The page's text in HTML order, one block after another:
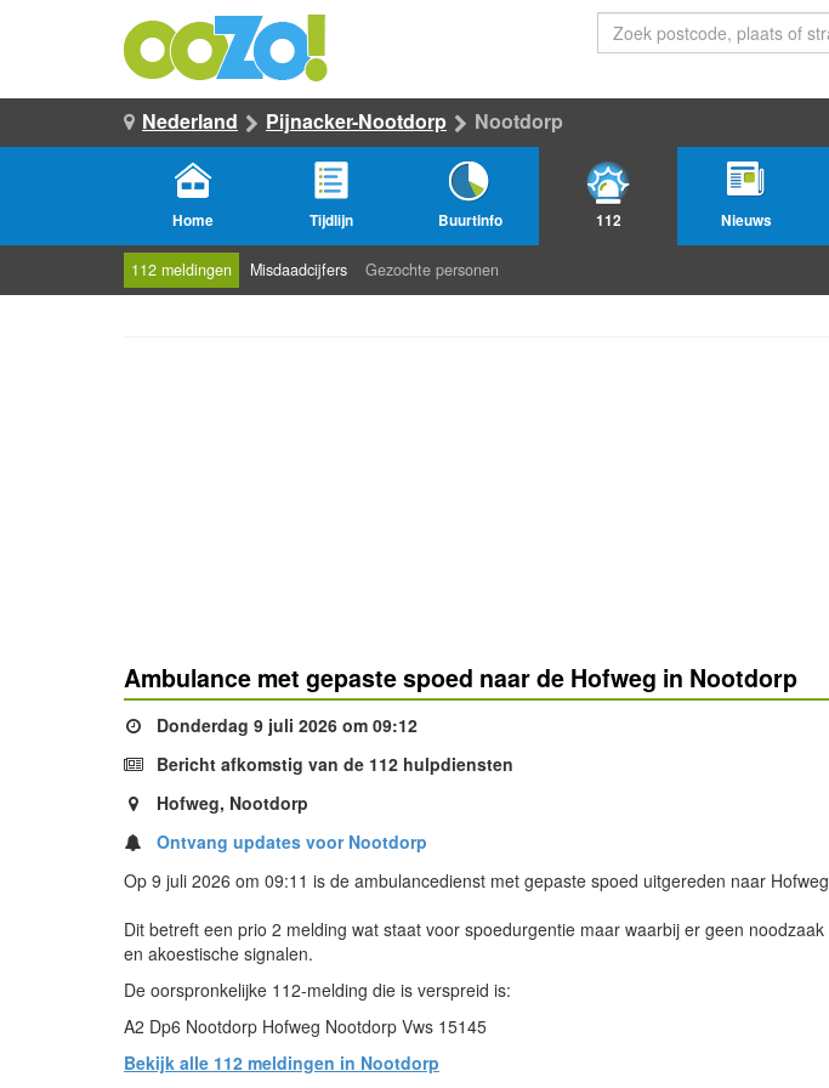
Nederland Pijnacker-Nootdorp Nootdorp
Home Tijdlijn Buurtinfo 112 Nieuws
112 meldingen Misdaadcijfers Gezochte personen
Ambulance met gepaste spoed naar de Hofweg in Nootdorp
Donderdag 9 juli 2026 om 09:12
Bericht afkomstig van de 112 hulpdiensten
Hofweg, Nootdorp
Ontvang updates voor Nootdorp
Op 9 juli 2026 om 09:11 is de ambulancedienst met gepaste spoed uitgereden naar
Dit betreft een prio 2 melding wat staat voor spoedurgentie maar waarbij er geen
en akoestische signalen.
De oorspronkelijke 112-melding die is verspreid is:
A2 Dp6 Nootdorp Hofweg Nootdorp Vws 15145
Bekijk alle 112 meldingen in Nootdorp